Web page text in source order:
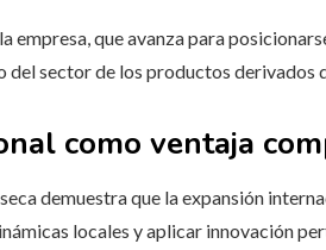
empresa, que avanza para
del sector de los productos derivados
como ventaja
demuestra que la expansión
locales y aplicar innovación